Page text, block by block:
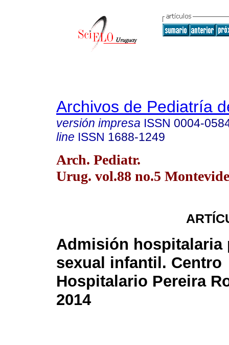
Archivos de Pediatría
versión impresa ISSN 0004-
line ISSN 1688-1249
Arch. Pediatr.
Urug. vol.88 no.5
Admisión hospitalaria
sexual infantil. Centro
Hospitalario Pereira
2014